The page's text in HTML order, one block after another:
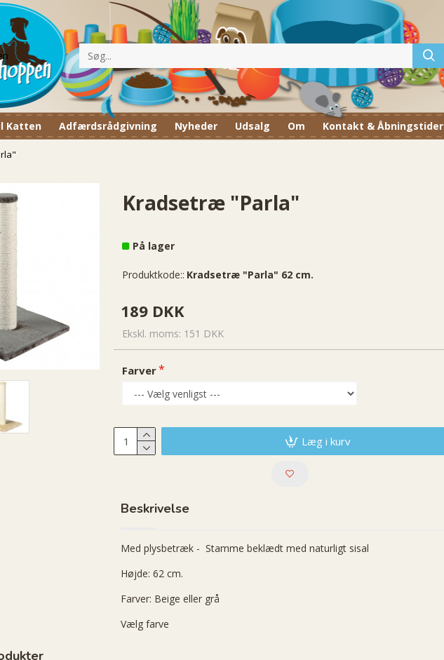
Katten Adfærdsrådgivning Nyheder Udsalg Om Kontakt & Åbningstider
Kradsetræ "Parla"
189 DKK
Ekskl. moms: 151 DKK
På lager
Produktkode:: Kradsetræ "Parla" 62 cm.
Farver
Læg i kurv
Beskrivelse
Med plysbetræk - Stamme beklædt med naturligt sisal
Højde: 62 cm.
Farver: Beige eller grå
Vælg farve